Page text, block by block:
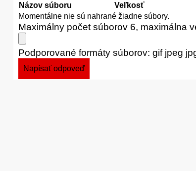
Názov súboru
Veľkosť
Momentálne nie sú nahrané žiadne súbory.
Maximálny počet súborov 6, maximálna
Podporované formáty súborov: gif jpeg